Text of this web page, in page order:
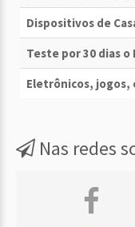
Dispositivos de
Teste por 30 dias o
Eletrônicos, jogos,
Nas redes